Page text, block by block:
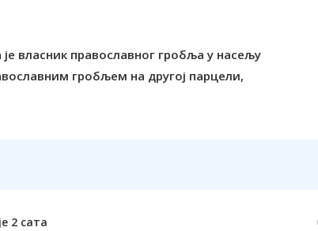
власник православног гробља у насељу
гробљем на другој парцели,
2 сата